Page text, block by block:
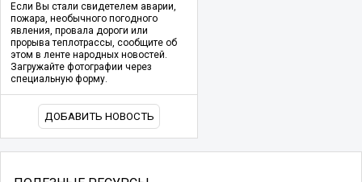
Если Вы стали свидетелем аварии,
пожара, необычного погодного
явления, провала дороги или
прорыва теплотрассы, сообщите об
этом в ленте народных новостей.
Загружайте фотографии через
специальную форму.
ДОБАВИТЬ НОВОСТЬ